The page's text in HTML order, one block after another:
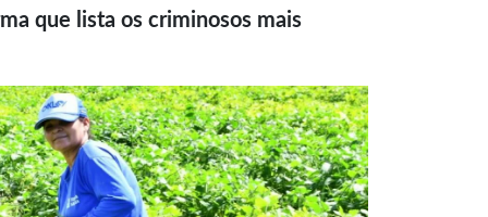
que lista os criminosos mais